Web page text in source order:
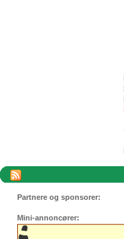
Partnere og sponsorer:
Mini-annoncører: